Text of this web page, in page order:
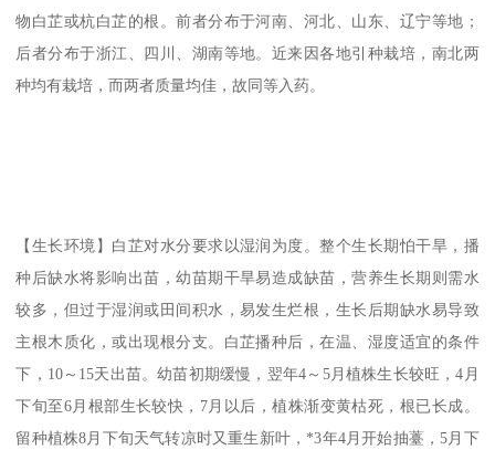
物白芷或杭白芷的根。前者分布于河南、河北、山东、辽宁等地；
后者分布于浙江、四川、湖南等地。近来因各地引种栽培，南北两
种均有栽培，而两者质量均佳，故同等入药。
【生长环境】白芷对水分要求以湿润为度。整个生长期怕干旱，播
种后缺水将影响出苗，幼苗期干旱易造成缺苗，营养生长期则需水
较多，但过于湿润或田间积水，易发生烂根，生长后期缺水易导致
主根木质化，或出现根分支。白芷播种后，在温、湿度适宜的条件
下，10～15天出苗。幼苗初期缓慢，翌年4～5月植株生长较旺，4月
下旬至6月根部生长较快，7月以后，植株渐变黄枯死，根已长成。
留种植株8月下旬天气转凉时又重生新叶，*3年4月开始抽薹，5月下